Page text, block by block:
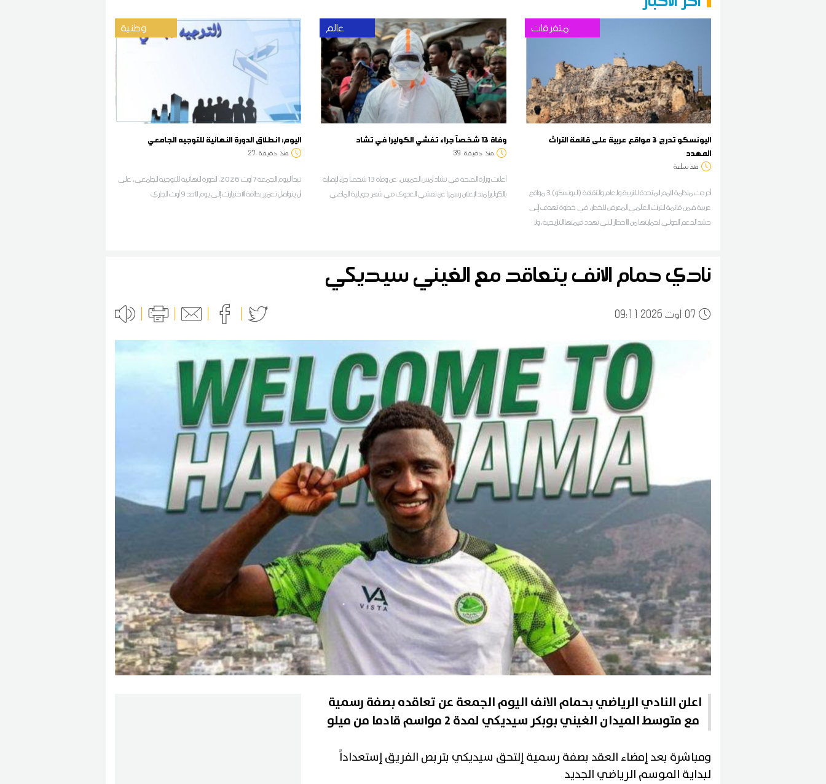
وطنية
اليوم: انطلاق الدورة النهائية للتوجيه الجامعي
منذ دقيقة 27
تبدأ اليوم الجمعة 7 أوت 2026، الدورة النهائية للتوجيه الجامعي، على
أن يتواصل تعمير بطاقة الاختيارات إلى يوم الأحد 9 أوت الجاري
عالم
وفاة 13 شخصاً جراء تفشي الكوليرا في تشاد
منذ دقيقة 39
أعلنت وزارة الصحة في تشاد أمس الخميس، عن وفاة 13 شخصا جراء الإصابة
بالكوليرا منذ الإعلان رسميا عن تفشي العدوى في شهر جويلية الماضي
متفرقات
اليونسكو تدرج 3 مواقع عربية على قائمة التراث
المهدد
منذ ساعة
أدرجت منظمة الأمم المتحدة للتربية والعلم والثقافة (اليونسكو) 3 مواقع
عربية ضمن قائمة التراث العالمي المعرض للخطر، في خطوة تهدف إلى
حشد الدعم الدولي لحمايتها من الأخطار التي تهدد قيمتها التاريخية، ولا
نادي حمام الانف يتعاقد مع الغيني سيديكي
0709:11 2026 أوت
اعلن النادي الرياضي بحمام الانف اليوم الجمعة عن تعاقده بصفة رسمية
ومباشرة بعد إمضاء العقد بصفة رسمية إلتحق سيديكي بتربص الفريق إستعداداً
لبداية الموسم الرياضي الجديد